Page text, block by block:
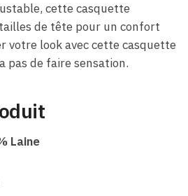
cette casquette
de tête pour un confort
votre look avec cette casquette
pas de faire sensation.
Laine